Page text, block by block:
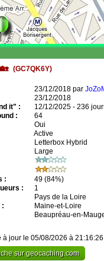
(GC7QK6Y)
23/12/2018 par
23/12/2018
it" :
12/12/2025 - 236
:
64
Oui
Active
Letterbox Hybrid
Large
:
49 (84%)
:
1
Pays de la Loire
:
Maine-et-Loire
Beaupréau-en-
à jour le 05/08/2026 à 21:16:26
sur geocaching.com